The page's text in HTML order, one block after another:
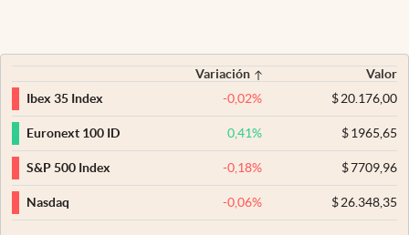
Variación
Valor
Ibex 35 Index
-0,02% $20.176,00
Euronext 100 ID 0,41% $1965,65
S&P 500 Index -0,18% $7709,96
Nasdaq -0,06% $26.348,35